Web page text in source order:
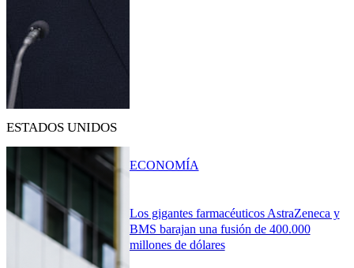
ESTADOS UNIDOS
Los gigantes farmacéuticos AstraZeneca y
BMS barajan una fusión de 400.000
millones de dólares
ECONOMÍA